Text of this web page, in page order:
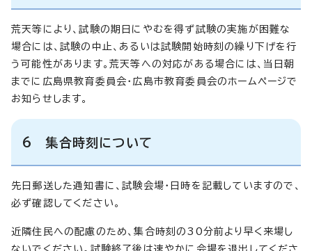
荒天等により、試験の期日にやむを得ず試験の実施が困難な
場合には、試験の中止、あるいは試験開始時刻の繰り下げを行
う可能性があります。荒天等への対応がある場合には、当日朝
までに広島県教育委員会・広島市教育委員会のホームページで
お知らせします。
6 集合時刻について
先日郵送した通知書に、試験会場・日時を記載していますので、
必ず確認してください。
近隣住民への配慮のため、集合時刻の30分前より早く来場し
ないでください。試験終了後は速やかに会場を退出してくださ